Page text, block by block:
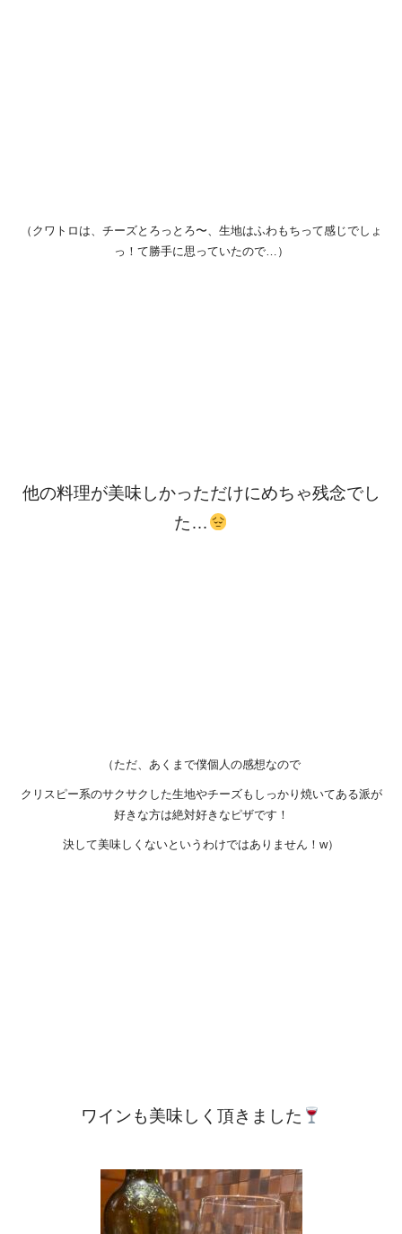
（クワトロは、チーズとろっとろ〜、生地はふわもちって感じでしょ
っ！て勝手に思っていたので…）
他の料理が美味しかっただけにめちゃ残念でし
た…
（ただ、あくまで僕個人の感想なので
クリスピー系のサクサクした生地やチーズもしっかり焼いてある派が
好きな方は絶対好きなピザです！
決して美味しくないというわけではありません！w）
ワインも美味しく頂きました